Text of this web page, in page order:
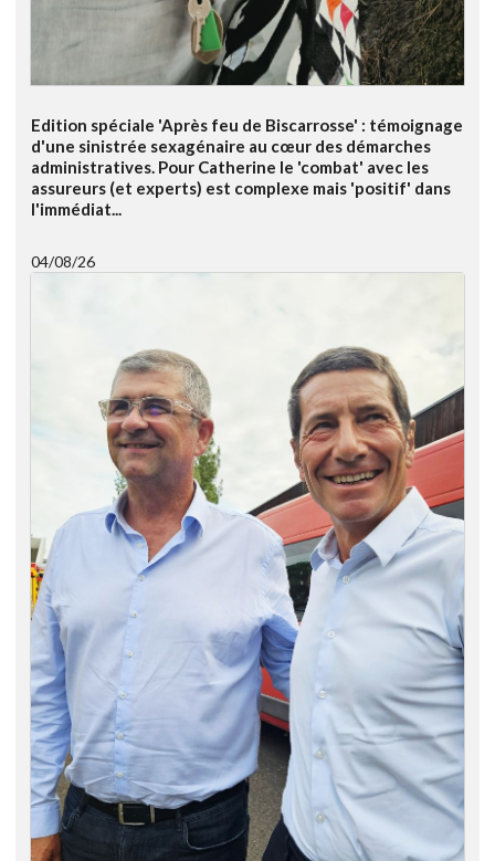
Edition spéciale 'Après feu de Biscarrosse' : témoignage
d'une sinistrée sexagénaire au cœur des démarches
administratives. Pour Catherine le 'combat' avec les
assureurs (et experts) est complexe mais 'positif' dans
l'immédiat...
04/08/26